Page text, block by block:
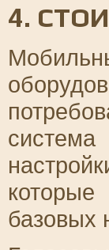
4.
базовых